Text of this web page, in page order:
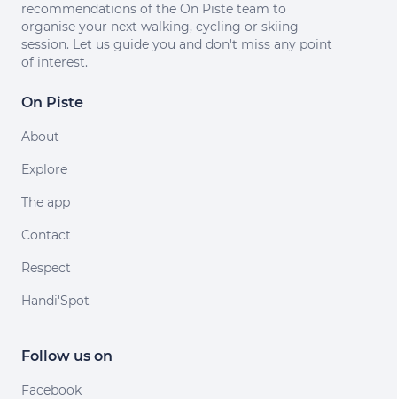
recommendations of the On Piste team to
organise your next walking, cycling or skiing
session. Let us guide you and don't miss any point
of interest.
On Piste
About
Explore
The app
Contact
Respect
Handi'Spot
Follow us on
Facebook